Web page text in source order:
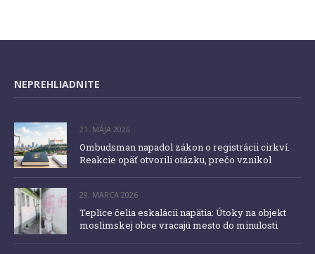
NEPREHLIADNITE
21. MÁJA 2026
Ombudsman napadol zákon o registrácii cirkví.
Reakcie opäť otvorili otázku, prečo vznikol
29. MARCA 2026
Teplice čelia eskalácii napätia: Útoky na objekt
moslimskej obce vracajú mesto do minulosti